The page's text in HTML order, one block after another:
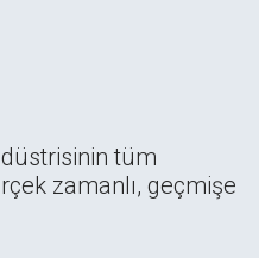
tüm
zamanlı, geçmişe